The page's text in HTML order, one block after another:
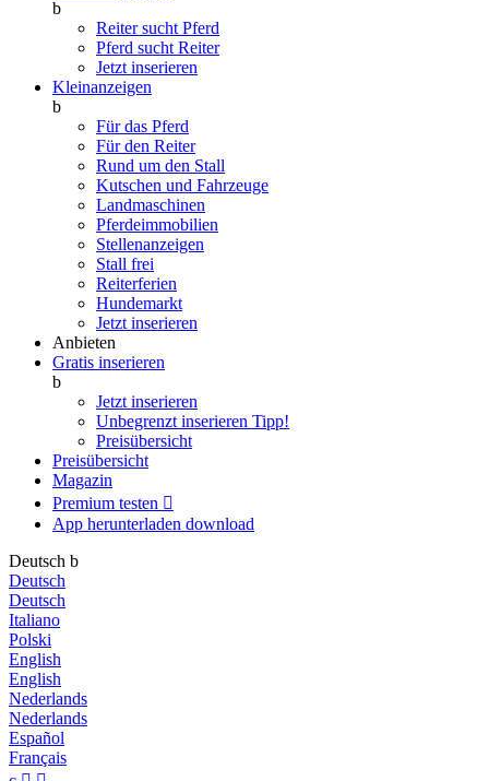
b
Reiter sucht Pferd
Pferd sucht Reiter
Jetzt inserieren
Kleinanzeigen
b
Für das Pferd
Für den Reiter
Rund um den Stall
Kutschen und Fahrzeuge
Landmaschinen
Pferdeimmobilien
Stellenanzeigen
Stall frei
Reiterferien
Hundemarkt
Jetzt inserieren
Anbieten
Gratis inserieren
b
Jetzt inserieren
Unbegrenzt inserieren Tipp!
Preisübersicht
Preisübersicht
Magazin
Premium testen 
App herunterladen download
Deutsch b
Deutsch
Deutsch
Italiano
Polski
English
English
Nederlands
Nederlands
Español
Français